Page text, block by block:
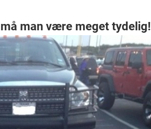
man være meget tydelig!